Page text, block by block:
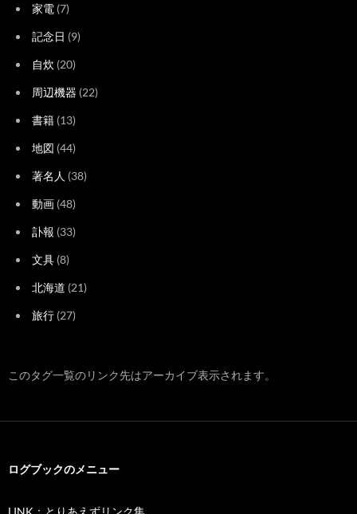
家電 (7)
記念日 (9)
自炊 (20)
周辺機器 (22)
書籍 (13)
地図 (44)
著名人 (38)
動画 (48)
訃報 (33)
文具 (8)
北海道 (21)
旅行 (27)
このタグ一覧のリンク先はアーカイブ表示されます。
ログブックのメニュー
LINK：とりあえずリンク集